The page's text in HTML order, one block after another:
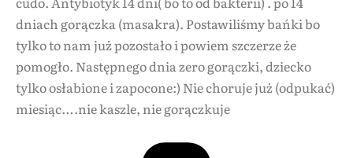
dniach gorączka (masakra). Postawiliśmy bańki bo
tylko to nam już pozostało i powiem szczerze że
pomogło. Następnego dnia zero gorączki, dziecko
tylko osłabione i zapocone:) Nie choruje już (odpukać)
miesiąc….nie kaszle, nie gorączkuje